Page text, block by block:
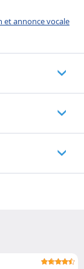
et annonce vocale